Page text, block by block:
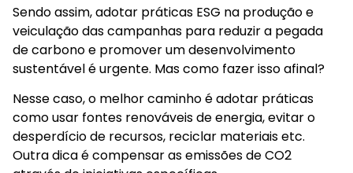
Sendo assim, adotar práticas ESG na produção e
veiculação das campanhas para reduzir a pegada
de carbono e promover um desenvolvimento
sustentável é urgente. Mas como fazer isso afinal?
Nesse caso, o melhor caminho é adotar práticas
como usar fontes renováveis de energia, evitar o
desperdício de recursos, reciclar materiais etc.
Outra dica é compensar as emissões de CO2